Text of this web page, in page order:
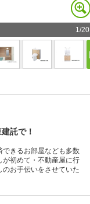
1/20
託で！
できるお部屋なども多数
初めて・不動産屋に行
のお手伝いをさせていた